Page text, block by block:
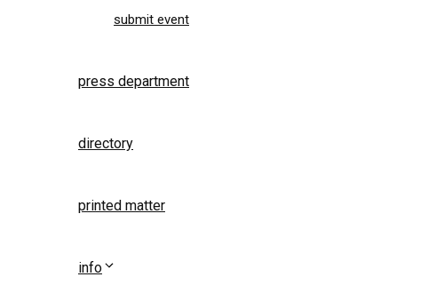
submit event
press department
directory
printed matter
info